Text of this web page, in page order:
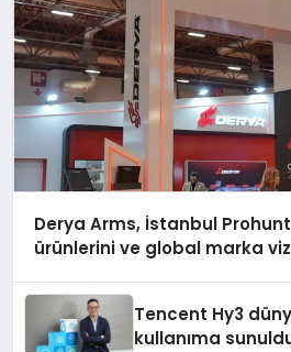
Derya Arms, İstanbul
ürünlerini ve global marka
Tencent Hy3
kullanıma